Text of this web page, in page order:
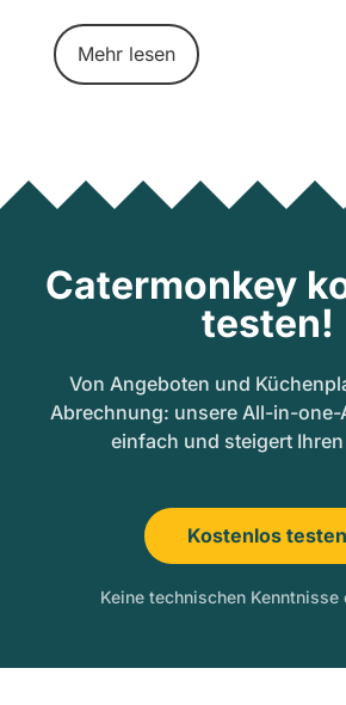
Mehr lesen
Catermonkey
testen!
Von Angeboten und
Abrechnung: unsere All-in-one-
einfach und steigert
Kostenlos testen
Keine technischen Kenntnisse